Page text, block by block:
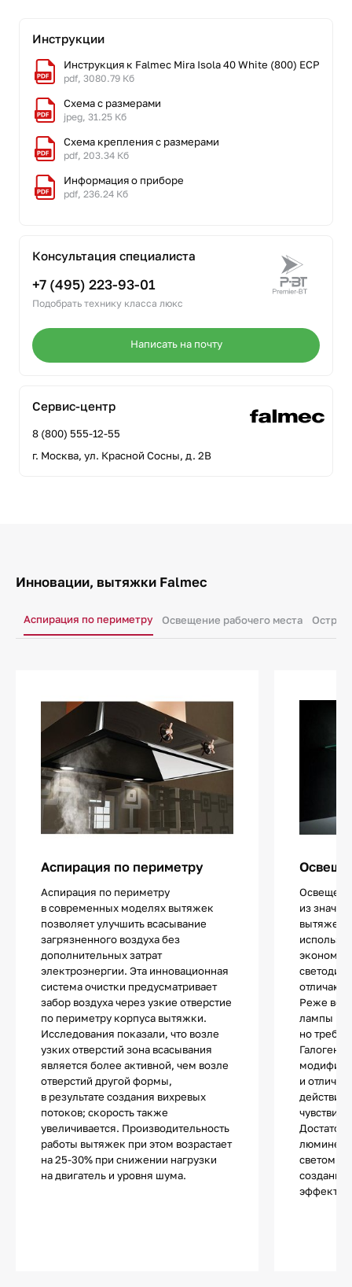
Инструкции
Инструкция к Falmec Mira Isola 40 White (800) ECP
pdf, 3080.79 Кб
Схема с размерами
jpeg, 31.25 Кб
Схема крепления с размерами
pdf, 203.34 Кб
Информация о приборе
pdf, 236.24 Кб
Консультация специалиста
+7 (495) 223-93-01
Подобрать технику класса люкс
Написать на почту
Сервис-центр
8 (800) 555-12-55
г. Москва, ул. Красной Сосны, д. 2В
Инновации, вытяжки Falmec
Аспирация по периметру Освещение рабочего места
Аспирация по периметру
Аспирация по периметру
в современных моделях вытяжек
позволяет улучшить всасывание
загрязненного воздуха без
дополнительных затрат
электроэнергии. Эта инновационная
система очистки предусматривает
забор воздуха через узкие отверстие
по периметру корпуса вытяжки.
Исследования показали, что возле
узких отверстий зона всасывания
является более активной, чем возле
отверстий другой формы,
в результате создания вихревых
потоков; скорость также
увеличивается. Производительность
работы вытяжек при этом возрастает
на 25-30% при снижении нагрузки
на двигатель и уровня шума.
из
вытяжек.
Реже
лампы
но
и
светом и
создания